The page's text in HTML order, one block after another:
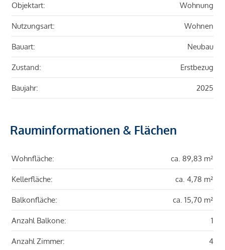
Objektart: Wohnung
Nutzungsart: Wohnen
Bauart: Neubau
Zustand: Erstbezug
Baujahr: 2025
Rauminformationen & Flächen
Wohnfläche: ca. 89,83 m²
Kellerfläche: ca. 4,78 m²
Balkonfläche: ca. 15,70 m²
Anzahl Balkone: 1
Anzahl Zimmer: 4